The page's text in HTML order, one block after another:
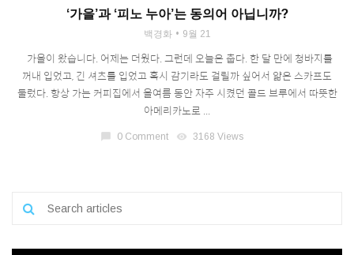
‘가을’과 ‘피노 누아’는 동의어 아닙니까?
백경화 9월 21
가을이 왔습니다. 어제는 더웠다. 그런데 오늘은 춥다. 한 달 만에 청바지를
꺼내 입었고, 긴 셔츠를 입었고 혹시 감기라도 걸릴까 싶어서 얇은 스카프도
둘렀다. 항상 가는 커피집에서 올여름 동안 자주 시켰던 콜드 브루에서 따뜻한
아메리카노로 ...
chat_bubble 0 Comment visibility 3168 Views